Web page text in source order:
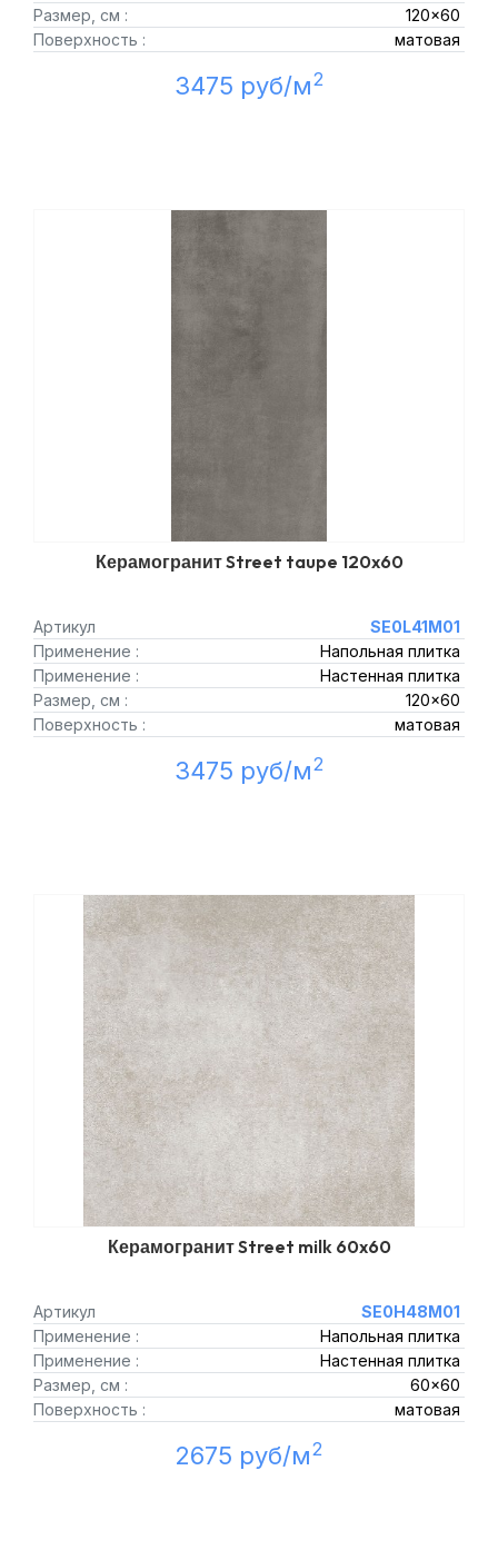
Размер, см :
120x60
Поверхность :
матовая
3475 руб/м2
Керамогранит Street taupe 120x60
Артикул
SE0L41M01
Применение :
Напольная плитка
Применение :
Настенная плитка
Размер, см :
120x60
Поверхность :
матовая
3475 руб/м2
Керамогранит Street milk 60x60
Артикул
SE0H48M01
Применение :
Напольная плитка
Применение :
Настенная плитка
Размер, см :
60x60
Поверхность :
матовая
2675 руб/м2